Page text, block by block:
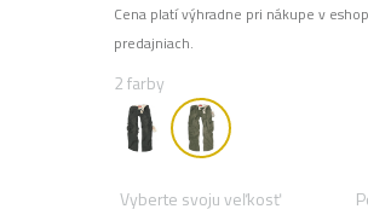
Cena platí výhradne pri nákupe v
predajniach.
2 farby
Vyberte svoju veľkosť